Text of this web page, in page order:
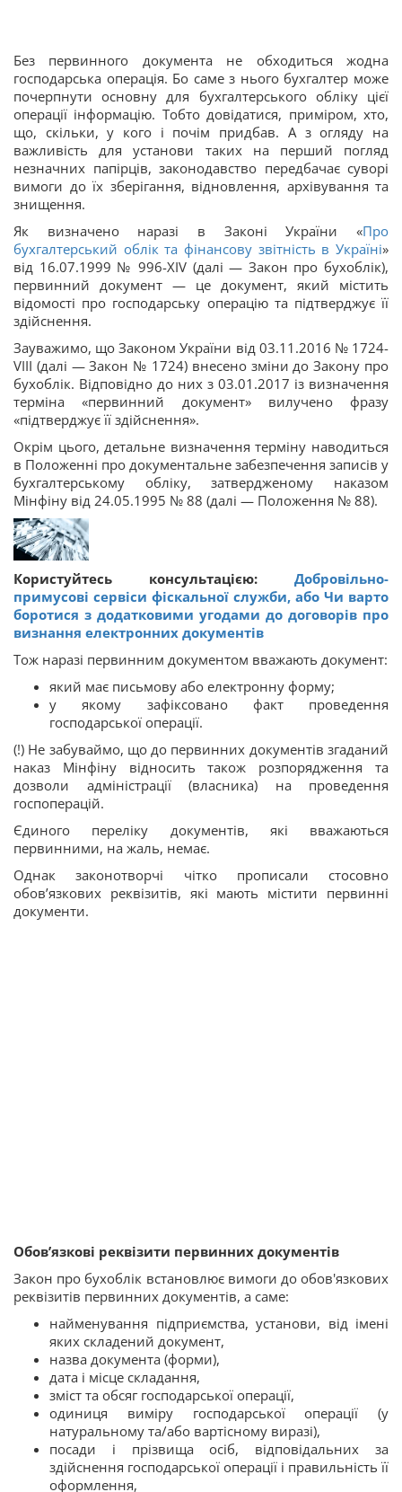
Без первинного документа не обходиться жодна
господарська операція. Бо саме з нього бухгалтер може
почерпнути основну для бухгалтерського обліку цієї
операції інформацію. Тобто довідатися, приміром, хто,
що, скільки, у кого і почім придбав. А з огляду на
важливість для установи таких на перший погляд
незначних папірців, законодавство передбачає суворі
вимоги до їх зберігання, відновлення, архівування та
знищення.
Як визначено наразі в Законі України «Про
бухгалтерський облік та фінансову звітність в Україні»
від 16.07.1999 № 996-XIV (далі — Закон про бухоблік),
первинний документ — це документ, який містить
відомості про господарську операцію та підтверджує її
здійснення.
Зауважимо, що Законом України від 03.11.2016 № 1724-
VIII (далі — Закон № 1724) внесено зміни до Закону про
бухоблік. Відповідно до них з 03.01.2017 із визначення
терміна «первинний документ» вилучено фразу
«підтверджує її здійснення».
Окрім цього, детальне визначення терміну наводиться
в Положенні про документальне забезпечення записів у
бухгалтерському обліку, затвердженому наказом
Мінфіну від 24.05.1995 № 88 (далі — Положення № 88).
Користуйтесь консультацією: Добровільно-
примусові сервіси фіскальної служби, або Чи варто
боротися з додатковими угодами до договорів про
визнання електронних документів
Тож наразі первинним документом вважають документ:
який має письмову або електронну форму;
у якому зафіксовано факт проведення
господарської операції.
(!) Не забуваймо, що до первинних документів згаданий
наказ Мінфіну відносить також розпорядження та
дозволи адміністрації (власника) на проведення
госпоперацій.
Єдиного переліку документів, які вважаються
первинними, на жаль, немає.
Однак законотворчі чітко прописали стосовно
обов’язкових реквізитів, які мають містити первинні
документи.
Обов’язкові реквізити первинних документів
Закон про бухоблік встановлює вимоги до обов'язкових
реквізитів первинних документів, а саме:
найменування підприємства, установи, від імені
яких складений документ,
назва документа (форми),
дата і місце складання,
зміст та обсяг господарської операції,
одиниця виміру господарської операції (у
натуральному та/або вартісному виразі),
посади і прізвища осіб, відповідальних за
здійснення господарської операції і правильність її
оформлення,